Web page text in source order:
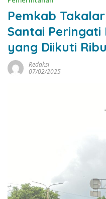
Pemkab
Santai Peringati
yang Diikuti
Redaksi
07/02/2025